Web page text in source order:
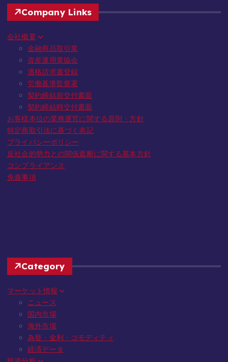
Company Links
会社概要
金融商品取引業
資産運用業協会
適格請求書登録
労働基準監督署
契約締結前交付書面
契約締結時交付書面
お客様本位の業務運営に関する原則・方針
特定商取引法に基づく表記
プライバシーポリシー
反社会的勢力との関係遮断に関する基本方針
コンプライアンス
免責事項
Category
マーケット情報
ニュース
国内市場
海外市場
為替・金利・コモディティ
経済データ